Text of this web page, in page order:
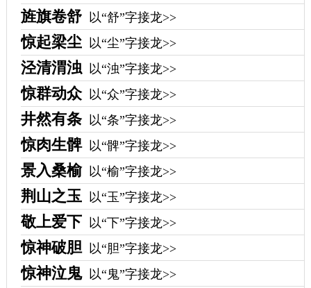
旌旗卷舒 以“舒”字接龙>>
惊起梁尘 以“尘”字接龙>>
泾清渭浊 以“浊”字接龙>>
惊群动众 以“众”字接龙>>
井然有条 以“条”字接龙>>
惊肉生髀 以“髀”字接龙>>
景入桑榆 以“榆”字接龙>>
荆山之玉 以“玉”字接龙>>
敬上爱下 以“下”字接龙>>
惊神破胆 以“胆”字接龙>>
惊神泣鬼 以“鬼”字接龙>>